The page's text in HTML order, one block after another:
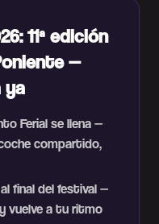
11ª edición
—
ya
Ferial se llena —
compartido,
final del festival —
vuelve a tu ritmo